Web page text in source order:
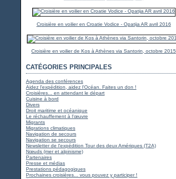
Croisière en voilier en Croatie Vodice - Opatija AR avril 2016
Croisière en voilier de Kos à Athènes via Santorin, octobre 2015
CATÉGORIES PRINCIPALES
Agenda des conférences
Aidez l'expédition, aidez l'Océan. Faites un don !
Croisières... en attendant le départ
Cuisine à bord
Divers
Droit maritime et océanique
Le réchauffement à l'œuvre
Migrants
Migrations climatiques
Navigation de secours
Navigation se secours
Newsletter de l'expédition Tour des deux Amériques (T2A)
Nœuds (mer et alpinisme)
Partenaires
Presse et médias
Prestations pédagogiques
Prochaines croisières... vous pouvez y participer !